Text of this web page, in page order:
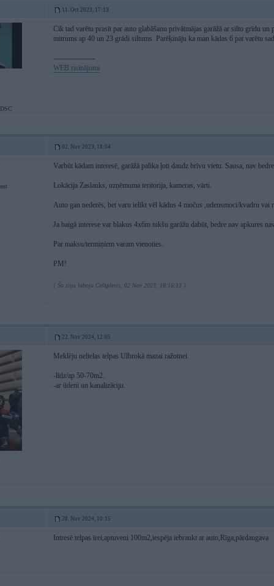
11. Oct 2023, 17:13
Cik tad varētu prasīt par auto glabāšanu privātmājas garāžā ar silto grīdu
mitrums ap 40 un 23 grādi siltums. Parēķināju ka man kādas 6 pat varētu
-----------------
WEB risinājumi
02. Nov 2023, 18:04
Varbūt kādam interesē, garāžā palika ļoti daudz brīvu vietu. Sausa, nav
Lokācija Zaslauks, uzņēmuma teritorija, kameras, vārti.
Auto gan nederēs, bet varu ielikt vēl kādus 4 močus ,udensmoci/kvadru vai
Ja baigā interese var blakus 4x6m tukšu garāžu dabūt, bedre nav apkures
Par maksu/termiņiem varam vienoties.
PM!
[ Šo ziņu laboja Celkplesis, 02 Nov 2023, 18:16:13 ]
22. Nov 2024, 12:05
Meklēju nelielas telpas Ulbrokā mazai ražotnei.
-līdz/ap 50-70m2.
-ar ūdeni un kanalizāciju.
28. Nov 2024, 10:15
Intresē telpas īrei,aptuveni 100m2,iespēja iebraukt ar auto,Rīga,pārdaugava